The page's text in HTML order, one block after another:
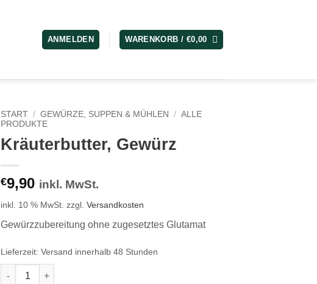
ANMELDEN WARENKORB / €0,00
START / GEWÜRZE, SUPPEN & MÜHLEN / ALLE
PRODUKTE
Kräuterbutter, Gewürz
€9,90 inkl. MwSt.
inkl. 10 % MwSt. zzgl. Versandkosten
Gewürzzubereitung ohne zugesetztes Glutamat
Lieferzeit: Versand innerhalb 48 Stunden
Kräuterbutter, Gewürz Menge